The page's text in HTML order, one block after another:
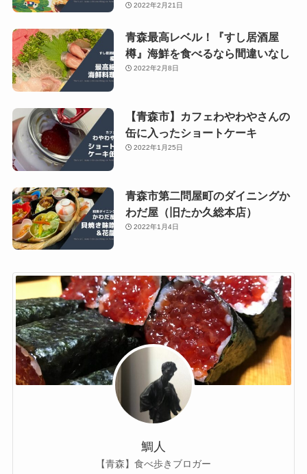
2022年2月21日
青森最高レベル！『すし居酒屋
樽』海鮮を食べるなら間違いなし
2022年2月8日
【青森市】カフェわやわやさんの
缶に入ったショートケーキ
2022年1月25日
青森市第二問屋町のダイニングか
わだ屋（旧たか久総本店）
2022年1月4日
鯛人
【青森】食べ歩きブロガー